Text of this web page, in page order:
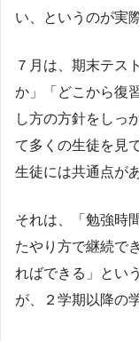
い、というのが実
７月は、期末テス
か」「どこから復
し方の方針をしっ
て多くの生徒を見
生徒には共通点が
それは、「勉強時
たやり方で継続で
ればできる」とい
が、２学期以降の